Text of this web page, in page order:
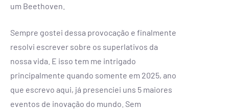
um Beethoven.
Sempre gostei dessa provocação e finalmente
resolvi escrever sobre os superlativos da
nossa vida. E isso tem me intrigado
principalmente quando somente em 2025, ano
que escrevo aqui, já presenciei uns 5 maiores
eventos de inovação do mundo. Sem